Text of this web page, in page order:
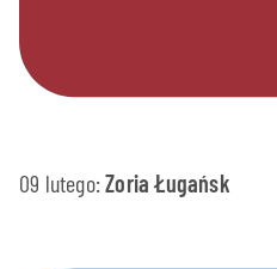
09 lutego:Zoria Ługańsk